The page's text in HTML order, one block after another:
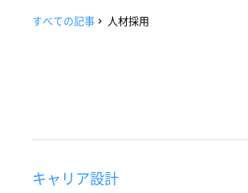
すべての記事 人材採用
キャリア設計